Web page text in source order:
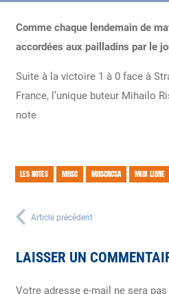
Comme chaque lendemain de
accordées aux pailladins par le
Suite à la victoire 1 à 0 face à
France, l’unique buteur Mihailo
note
LES NOTES MHSC MHSCRCSA MIDI LIBRE
Article précédent
LAISSER UN
Votre adresse e-mail ne sera pas